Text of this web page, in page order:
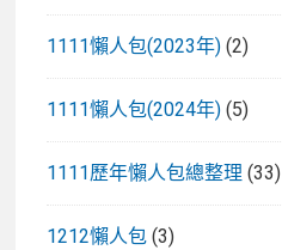
1111懶人包(2023年) (2)
1111懶人包(2024年) (5)
1111歷年懶人包總整理 (33)
1212懶人包 (3)